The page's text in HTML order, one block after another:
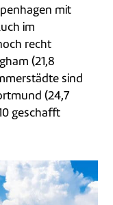
mit
im
recht
(21,8
sind
(24,7
geschafft